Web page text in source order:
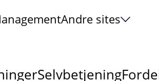
Andre sites
Selvbetjening